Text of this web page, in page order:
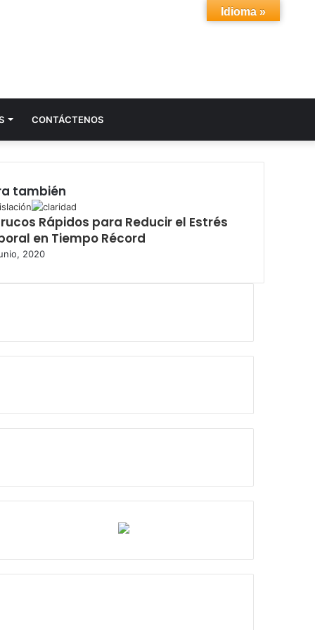
CONTÁCTENOS
por
también
Rápidos para Reducir el Estrés
en Tiempo Récord
2020
Idioma »